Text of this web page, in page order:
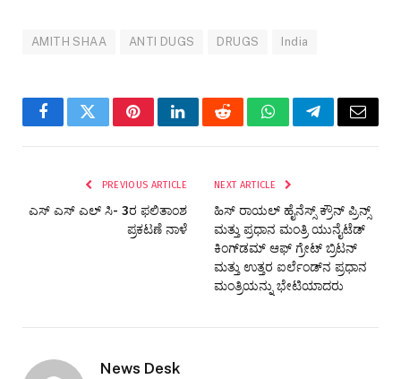
AMITH SHAA ANTI DUGS DRUGS India
FacebookTwitterPinterestLinkedInRedditWhatsAppTelegramEmail
PREVIOUS ARTICLE
ಎಸ್ ಎಸ್ ಎಲ್ ಸಿ- 3ರ ಫಲಿತಾಂಶ
ಪ್ರಕಟಣೆ ನಾಳೆ
NEXT ARTICLE
ಹಿಸ್ ರಾಯಲ್ ಹೈನೆಸ್ಸ್ ಕ್ರೌನ್ ಪ್ರಿನ್ಸ್
ಮತ್ತು ಪ್ರಧಾನ ಮಂತ್ರಿ ಯುನೈಟೆಡ್
ಕಿಂಗ್‌ಡಮ್ ಆಫ್ ಗ್ರೇಟ್ ಬ್ರಿಟನ್
ಮತ್ತು ಉತ್ತರ ಐರ್ಲೆಂಡ್‌ನ ಪ್ರಧಾನ
ಮಂತ್ರಿಯನ್ನು ಭೇಟಿಯಾದರು
News Desk